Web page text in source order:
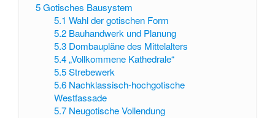
5Gotisches Bausystem
5.1 Wahl der gotischen Form
5.2 Bauhandwerk und Planung
5.3 Dombaupläne des Mittelalters
5.4 „Vollkommene Kathedrale“
5.5 Strebewerk
5.6 Nachklassisch-hochgotische
Westfassade
5.7 Neugotische Vollendung